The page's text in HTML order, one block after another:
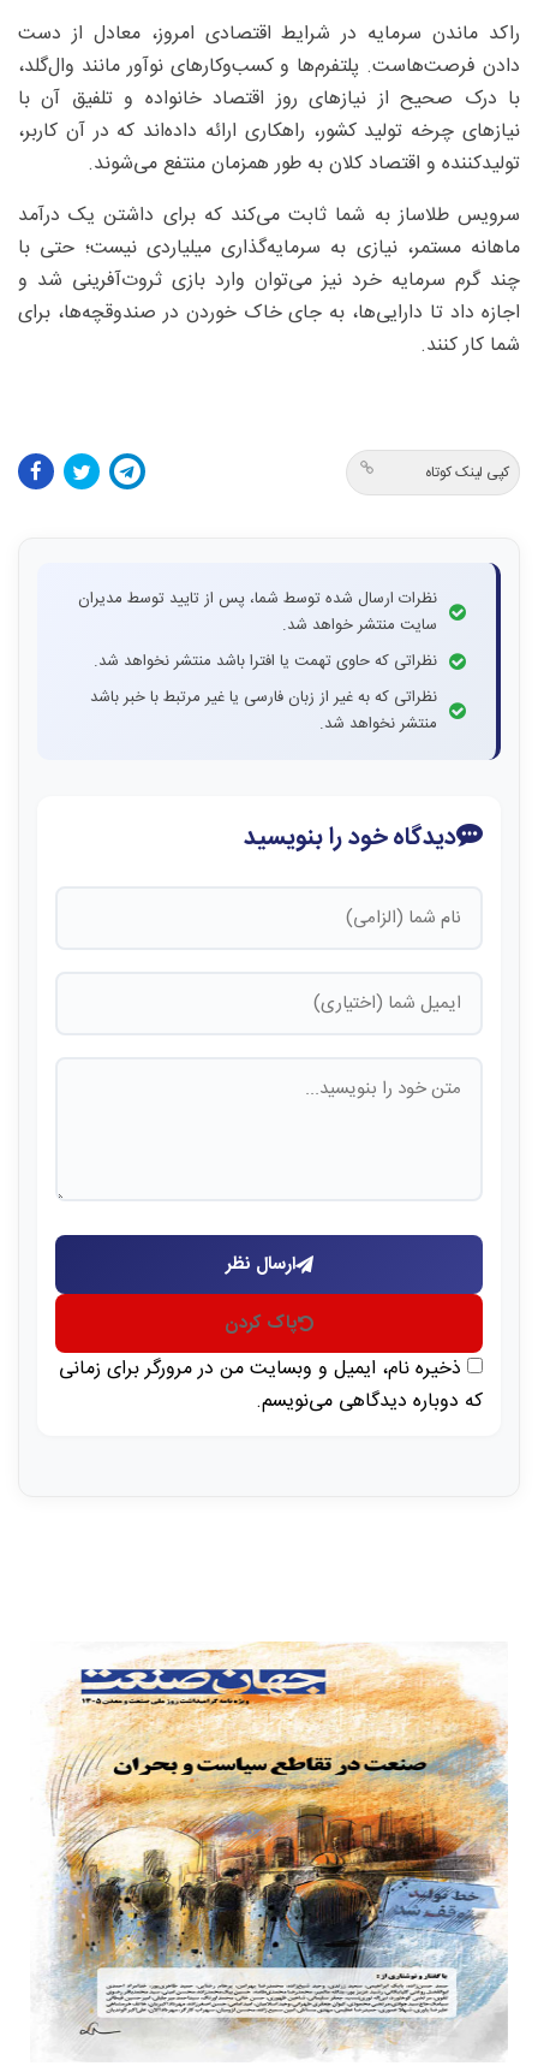
راکد ماندن سرمایه در شرایط اقتصادی امروز، معادل از دست
دادن فرصت‌هاست. پلتفرم‌ها و کسب‌وکارهای نوآور مانند وال‌گلد،
با درک صحیح از نیازهای روز اقتصاد خانواده و تلفیق آن با
نیازهای چرخه تولید کشور، راهکاری ارائه داده‌اند که در آن کاربر،
تولیدکننده و اقتصاد کلان به طور همزمان منتفع می‌شوند.
سرویس طلاساز به شما ثابت می‌کند که برای داشتن یک درآمد
ماهانه مستمر، نیازی به سرمایه‌گذاری میلیاردی نیست؛ حتی با
چند گرم سرمایه خرد نیز می‌توان وارد بازی ثروت‌آفرینی شد و
اجازه داد تا دارایی‌ها، به جای خاک خوردن در صندوقچه‌ها، برای
شما کار کنند.
کپی لینک کوتاه
نظرات ارسال شده توسط شما، پس از تایید توسط مدیران
سایت منتشر خواهد شد.
نظراتی که حاوی تهمت یا افترا باشد منتشر نخواهد شد.
نظراتی که به غیر از زبان فارسی یا غیر مرتبط با خبر باشد
منتشر نخواهد شد.
دیدگاه خود را بنویسید
ارسال نظر
پاک کردن
ذخیره نام، ایمیل و وبسایت من در مرورگر برای زمانی
که دوباره دیدگاهی می‌نویسم.